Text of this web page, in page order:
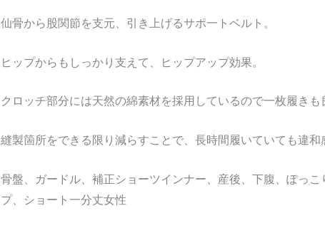
仙骨から股関節を支元、引き上げるサポ一トベルト。
ヒップからもしっかり支えて、ヒップアップ効果。
クロッチ部分には天然の綿素材を採用しているので一枚履きも
縫製箇所をできる限り減らすことで、長時間履いていても違和
骨盤、ガードル、補正ショーツインナー、産後、下腹、ぽっ
プ、ショート一分丈女性